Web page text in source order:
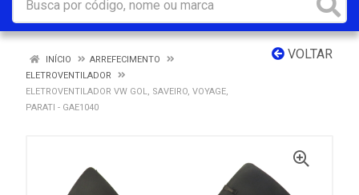
VOLTAR
INÍCIO
ARREFECIMENTO
ELETROVENTILADOR
ELETROVENTILADOR VW GOL, SAVEIRO, VOYAGE,
PARATI - GAE1040